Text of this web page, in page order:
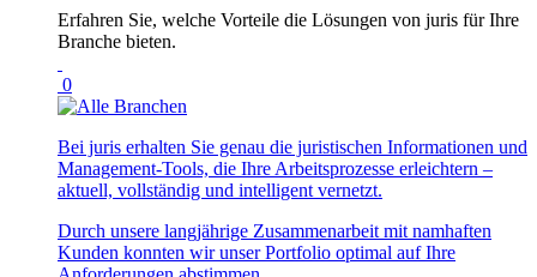
Erfahren Sie, welche Vorteile die Lösungen von juris für Ihre
Branche bieten.
0
Bei juris erhalten Sie genau die juristischen Informationen und
Management-Tools, die Ihre Arbeitsprozesse erleichtern –
aktuell, vollständig und intelligent vernetzt.
Durch unsere langjährige Zusammenarbeit mit namhaften
Kunden konnten wir unser Portfolio optimal auf Ihre